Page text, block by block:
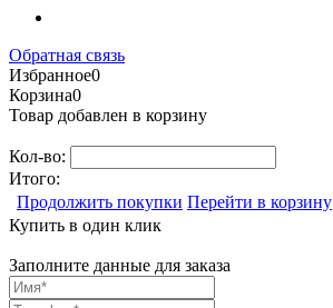
Обратная связь
Избранное0
Корзина0
Товар добавлен в корзину
Кол-во:
Итого:
Продолжить покупки Перейти в корзину
Купить в один клик
Заполните данные для заказа